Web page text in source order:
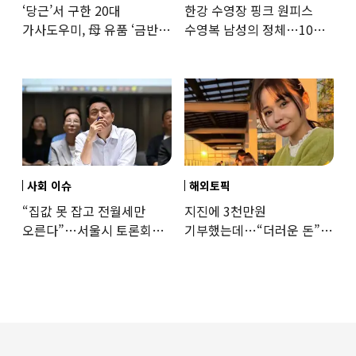
‘당근’서 구한 20대
가사도우미, 母 유품 ‘금반지
한강 수영장 핑크 원피스
수영복 남성의 정체…10대
사회 이슈
“집값 못 잡고 전월세만
오른다”…서울시 토론회서
해외토픽
지진에 3천만원
기부했는데…“더러운 돈”